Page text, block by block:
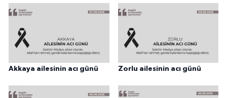
Akkaya ailesinin acı günü Zorlu ailesinin acı günü